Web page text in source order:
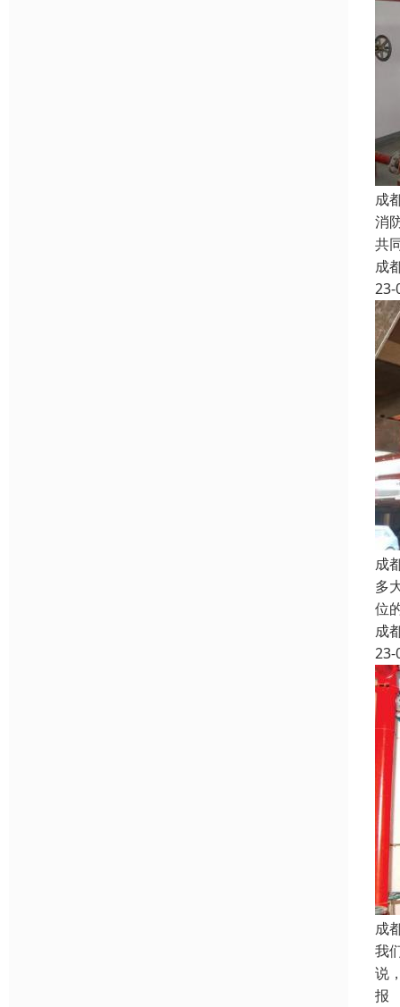
成
消
共
成
23-
成
多
位
成
23-
成
我
说
报